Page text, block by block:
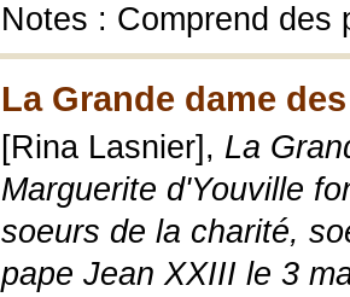
Notes : Comprend des
La Grande dame
[Rina Lasnier], La
Marguerite d'Youville
soeurs de la charité,
pape Jean XXIII le 3